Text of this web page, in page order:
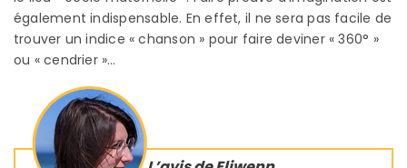
également indispensable. En effet, il ne sera pas facile de
trouver un indice « chanson » pour faire deviner « 360° »
ou « cendrier »…